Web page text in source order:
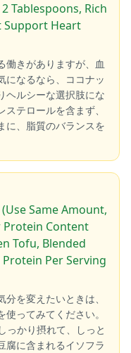
Tablespoons, Rich
Support Heart
働きがありますが、血
になるなら、ココナッ
ヘルシーな選択肢にな
テロールを含まず、
に、脂質のバランスを
Same Amount,
Protein Content
Tofu, Blended
Per Serving
を変えたいときは、
ってみてください。
っかり摂れて、しっと
腐に含まれるイソフラ